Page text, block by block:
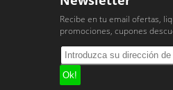
Recibe en tu email ofertas,
promociones, cupones